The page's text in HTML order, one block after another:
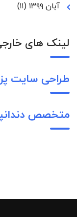
آبان ۱۳۹۹
(۱۱)
لینک های
طراحی سایت
متخصص